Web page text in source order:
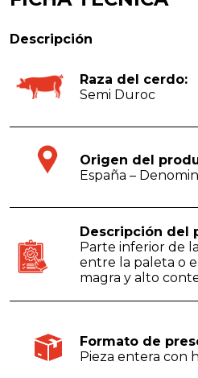
Descripción
Raza del cerdo:
Semi Duroc
Origen del
España –
Descripción del
Parte inferior de
entre la paleta o
magra y alto
Formato de
Pieza entera con